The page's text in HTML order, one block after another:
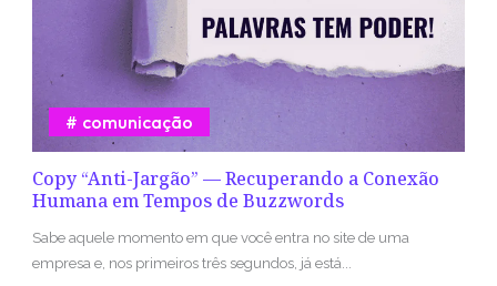
Copy “Anti-Jargão” — Recuperando a Conexão
Humana em Tempos de Buzzwords
comunicação
Sabe aquele momento em que você entra no site de uma
empresa e, nos primeiros três segundos, já está...